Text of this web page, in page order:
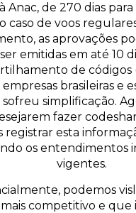
Anac, de 270 dias para
caso de voos
as aprovações
ser emitidas em até 10
de códigos
brasileiras e
simplificação.
fazer
registrar esta
os entendimentos
vigentes.
podemos
competitivo e que